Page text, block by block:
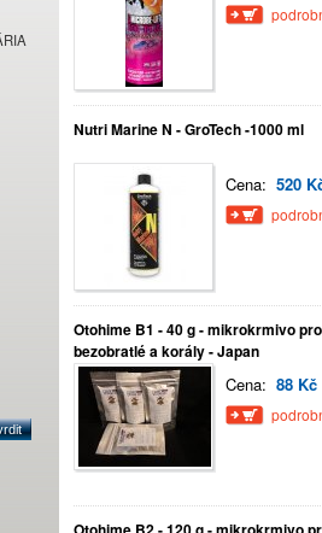
Nutri Marine N - GroTech -1000 ml
Cena: 520
Otohime B1 - 40 g - mikrokrmivo
bezobratlé a korály - Japan
Cena: 88 Kč